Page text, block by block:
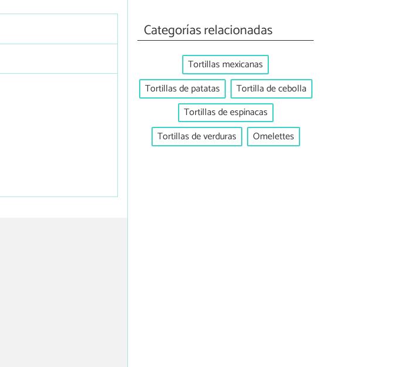
Categorías relacionadas
Tortillas mexicanas
Tortillas de patatas
Tortilla de cebolla
Tortillas de espinacas
Tortillas de verduras
Omelettes